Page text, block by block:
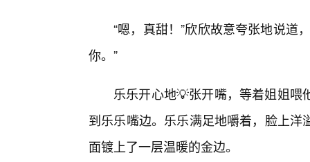
“嗯，真甜！”欣欣故意夸张地说道
你。”
乐乐开心地💡张开嘴，等着姐姐
到乐乐嘴边。乐乐满足地嚼着，脸上
面镀上了一层温暖的金边。